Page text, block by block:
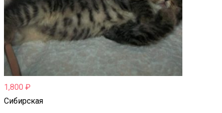
1,800 ₽
Сибирская